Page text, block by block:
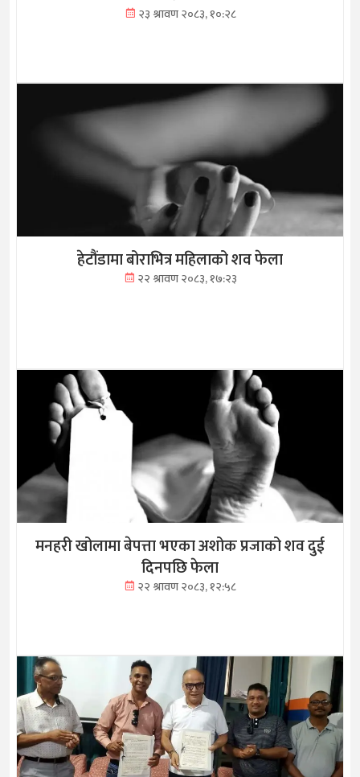
२३ श्रावण २०८३, १०:२८
हेटौंडामा बोराभित्र महिलाको शव फेला
२२ श्रावण २०८३, १७:२३
मनहरी खोलामा बेपत्ता भएका अशोक प्रजाको शव दुई
दिनपछि फेला
२२ श्रावण २०८३, १२:५८